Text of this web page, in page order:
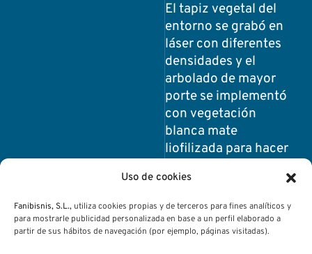
Uso de cookies
Fanibisnis, S.L., utiliza cookies propias y de terceros para fines analíticos y
para mostrarle publicidad personalizada en base a un perfil elaborado a
partir de sus hábitos de navegación (por ejemplo, páginas visitadas).
El tapiz vegetal del
entorno se grabó en
láser con diferentes
densidades y el
arbolado de mayor
porte se implementó
con vegetación
blanca mate
liofilizada para hacer
maqueta.
Por último, se
empleó impresión 3D